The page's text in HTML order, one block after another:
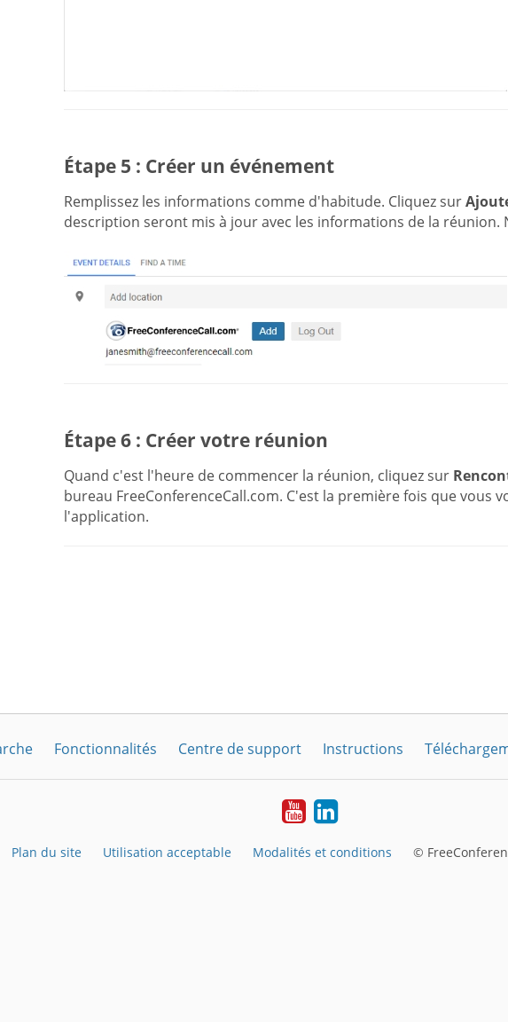
Étape 5 : Créer un événement
Remplissez les informations comme d'habitude. Cliquez sur
description seront mis à jour avec les informations de la réunion.
Étape 6 : Créer votre réunion
Quand c'est l'heure de commencer la réunion, cliquez sur
bureau FreeConferenceCall.com. C'est la première fois que vous
l'application.
Fonctionnalités Centre de support Instructions
YouTubeLinkedIn
Plan du site Utilisation acceptable Modalités et conditions ©